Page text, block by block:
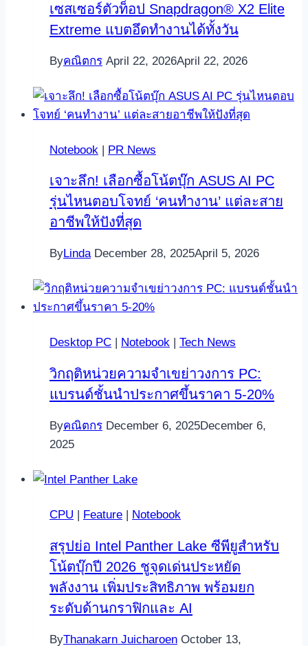
เซสเซอร์ตัวท็อป Snapdragon® X2 Elite
Extreme แบตอึดทำงานได้ทั้งวัน
Byคณิตกร April 22, 2026April 22, 2026
Notebook | PR News
เจาะลึก! เลือกซื้อโน้ตบุ๊ก ASUS AI PC
รุ่นไหนตอบโจทย์ ‘คนทำงาน’ แต่ละสาย
อาชีพให้ปังที่สุด
ByLinda December 28, 2025April 5, 2026
Desktop PC Notebook Tech News
วิกฤติหน่วยความจำเขย่าวงการ PC:
แบรนด์ชั้นนำประกาศขึ้นราคา 5-20%
Byคณิตกร December 6, 2025December 6,
2025
CPU Feature Notebook
สรุปย่อ Intel Panther Lake ซีพียูสำหรับ
โน้ตบุ๊กปี 2026 ชูจุดเด่นประหยัด
พลังงาน เพิ่มประสิทธิภาพ พร้อมยก
ระดับด้านกราฟิกและ AI
ByThanakarn Juicharoen October 13,